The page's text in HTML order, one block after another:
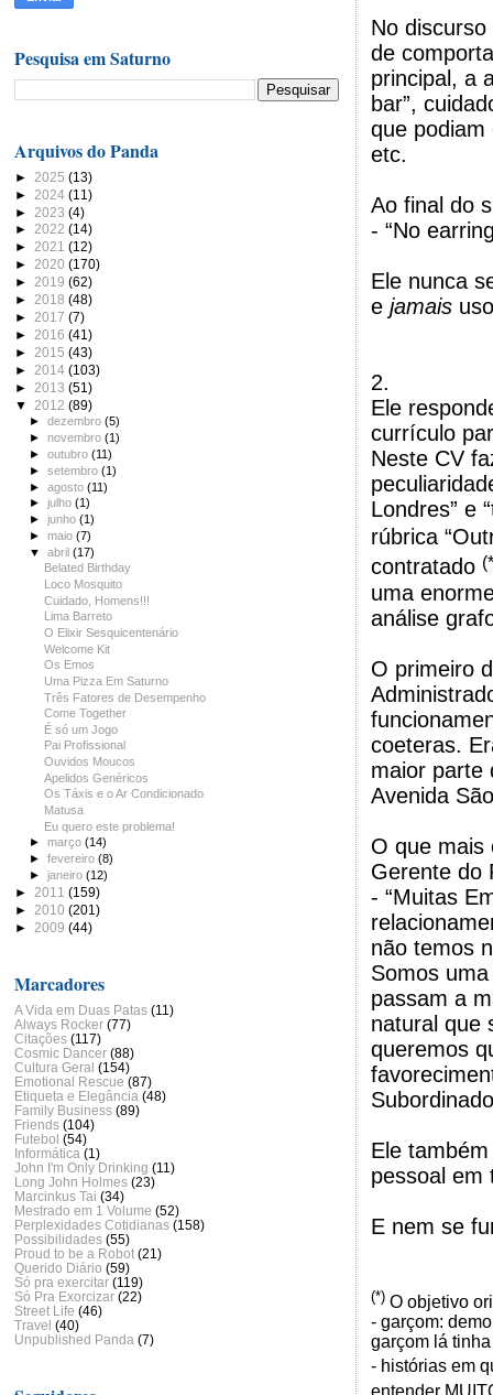
No
de
principal, a
bar”,
que podiam
etc.
Ao final do
- “No
Ele nunca
ejamais
2.
Ele
currículo
Neste CV
Londres” e
rúbrica
contratado
uma
análise
O primeiro
coeteras.
maior parte
Avenida
O que mais
Gerente do
- “Muitas
não temos
Somos
passam a
natural que
queremos
Ele
pessoal em
E nem se
(*) O objetivo
- garçom:
garçom lá
- histórias em
entender
Pesquisa em Saturno
Arquivos do Panda
► 2025 (13)
► 2024 (11)
► 2023 (4)
► 2022 (14)
► 2021 (12)
► 2020 (170)
► 2019 (62)
► 2018 (48)
► 2017 (7)
► 2016 (41)
► 2015 (43)
► 2014 (103)
► 2013 (51)
▼ 2012 (89)
►dezembro(5)
►novembro(1)
►outubro(11)
►setembro(1)
►agosto(11)
►julho(1)
►junho(1)
►maio(7)
▼abril(17)
Belated Birthday
Loco Mosquito
Cuidado, Homens!!!
Lima Barreto
O Elixir Sesquicentenário
Welcome Kit
Os Emos
Uma Pizza Em Saturno
Três Fatores de Desempenho
Come Together
É só um Jogo
Pai Profissional
Ouvidos Moucos
Apelidos Genéricos
Os Táxis e o Ar Condicionado
Matusa
Eu quero este problema!
►março(14)
►fevereiro(8)
►janeiro(12)
► 2011 (159)
► 2010 (201)
► 2009 (44)
Marcadores
A Vida em Duas Patas (11)
Always Rocker (77)
Citações (117)
Cosmic Dancer (88)
Cultura Geral (154)
Emotional Rescue (87)
Etiqueta e Elegância (48)
Family Business (89)
Friends (104)
Futebol (54)
Informática (1)
John I'm Only Drinking (11)
Long John Holmes (23)
Marcinkus Tai (34)
Mestrado em 1 Volume (52)
Perplexidades Cotidianas (158)
Possibilidades (55)
Proud to be a Robot (21)
Querido Diário (59)
Só pra exercitar (119)
Só Pra Exorcizar (22)
Street Life (46)
Travel (40)
Unpublished Panda (7)